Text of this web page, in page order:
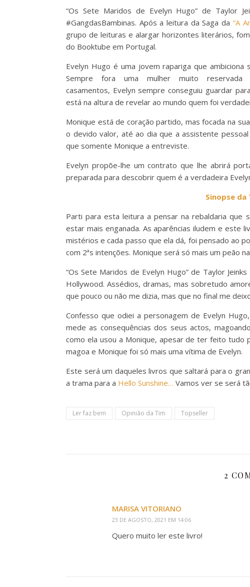
“Os Sete Maridos de Evelyn Hugo” de Taylor
#GangdasBambinas. Após a leitura da Saga da “A
grupo de leituras e alargar horizontes literários,
do Booktube em Portugal.
Evelyn Hugo é uma jovem rapariga que
Sempre fora uma mulher muito
casamentos, Evelyn sempre conseguiu guardar
está na altura de revelar ao mundo quem foi
Monique está de coração partido, mas focada na
o devido valor, até ao dia que a assistente
que somente Monique a entreviste.
Evelyn propõe-lhe um contrato que lhe abrirá
preparada para descobrir quem é a verdadeira
Sinopse
Parti para esta leitura a pensar na rebaldaria que
estar mais enganada. As aparências iludem e este
mistérios e cada passo que ela dá, foi pensado ao
com 2ªs intenções. Monique será só mais um peão
“Os Sete Maridos de Evelyn Hugo” de Taylor
Hollywood. Assédios, dramas, mas sobretudo
que pouco ou não me dizia, mas que no final me
Confesso que odiei a personagem de Evelyn
mede as consequências dos seus actos,
como ela usou a Monique, apesar de ter feito tudo
magoa e Monique foi só mais uma vítima de Evelyn.
Este será um daqueles livros que saltará para o
a trama para a Hello Sunshine… Vamos ver se será
Ler faz bem Opinião da Tim Topseller
2
MARISA VITORIANO
23 DE AGOSTO, 2021 EM 14:06
Quero muito ler este livro!